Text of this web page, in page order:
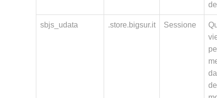
sbjs_udata .store.bigsur.it Sessione